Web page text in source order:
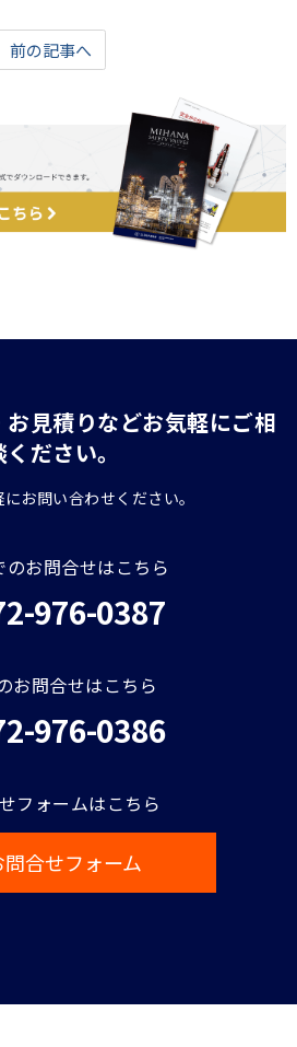
前の記事へ
見積りなどお気軽にご相
ださい。
お問い合わせください。
のお問合せはこちら
976-0387
お問合せはこちら
976-0386
フォームはこちら
問合せフォーム